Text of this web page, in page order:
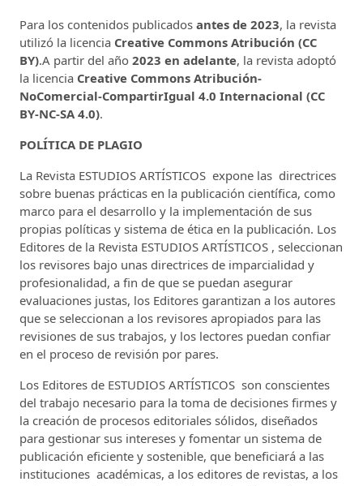
Para los contenidos publicados antes de 2023, la revista
utilizó la licencia Creative Commons Atribución (CC
BY).A partir del año 2023 en adelante, la revista adoptó
la licencia Creative Commons Atribución-
NoComercial-CompartirIgual 4.0 Internacional (CC
BY-NC-SA 4.0).
POLÍTICA DE PLAGIO
La Revista ESTUDIOS ARTÍSTICOS expone las directrices
sobre buenas prácticas en la publicación científica, como
marco para el desarrollo y la implementación de sus
propias políticas y sistema de ética en la publicación. Los
Editores de la Revista ESTUDIOS ARTÍSTICOS , seleccionan
los revisores bajo unas directrices de imparcialidad y
profesionalidad, a fin de que se puedan asegurar
evaluaciones justas, los Editores garantizan a los autores
que se seleccionan a los revisores apropiados para las
revisiones de sus trabajos, y los lectores puedan confiar
en el proceso de revisión por pares.
Los Editores de ESTUDIOS ARTÍSTICOS son conscientes
del trabajo necesario para la toma de decisiones firmes y
la creación de procesos editoriales sólidos, diseñados
para gestionar sus intereses y fomentar un sistema de
publicación eficiente y sostenible, que beneficiará a las
instituciones académicas, a los editores de revistas, a los